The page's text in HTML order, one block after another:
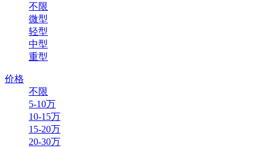
不限
微型
轻型
中型
重型
价格
不限
5-10万
10-15万
15-20万
20-30万